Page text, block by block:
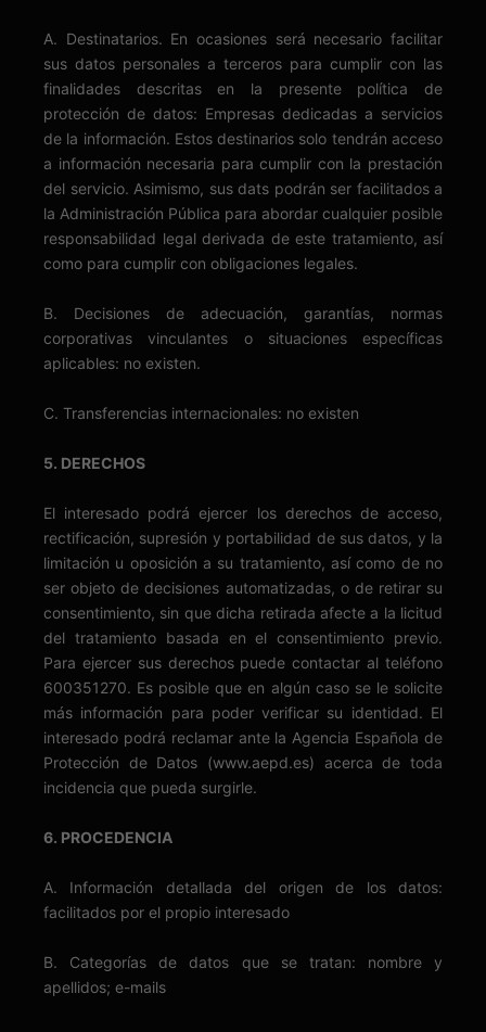
A. Destinatarios. En ocasiones será necesario facilitar
sus datos personales a terceros para cumplir con las
finalidades descritas en la presente política de
protección de datos: Empresas dedicadas a servicios
de la información. Estos destinarios solo tendrán acceso
a información necesaria para cumplir con la prestación
del servicio. Asimismo, sus dats podrán ser facilitados a
la Administración Pública para abordar cualquier posible
responsabilidad legal derivada de este tratamiento, así
como para cumplir con obligaciones legales.
B. Decisiones de adecuación, garantías, normas
corporativas vinculantes o situaciones específicas
aplicables: no existen.
C. Transferencias internacionales: no existen
5. DERECHOS
El interesado podrá ejercer los derechos de acceso,
rectificación, supresión y portabilidad de sus datos, y la
limitación u oposición a su tratamiento, así como de no
ser objeto de decisiones automatizadas, o de retirar su
consentimiento, sin que dicha retirada afecte a la licitud
del tratamiento basada en el consentimiento previo.
Para ejercer sus derechos puede contactar al teléfono
600351270. Es posible que en algún caso se le solicite
más información para poder verificar su identidad. El
interesado podrá reclamar ante la Agencia Española de
Protección de Datos (www.aepd.es) acerca de toda
incidencia que pueda surgirle.
6. PROCEDENCIA
A. Información detallada del origen de los datos:
facilitados por el propio interesado
B. Categorías de datos que se tratan: nombre y
apellidos; e-mails